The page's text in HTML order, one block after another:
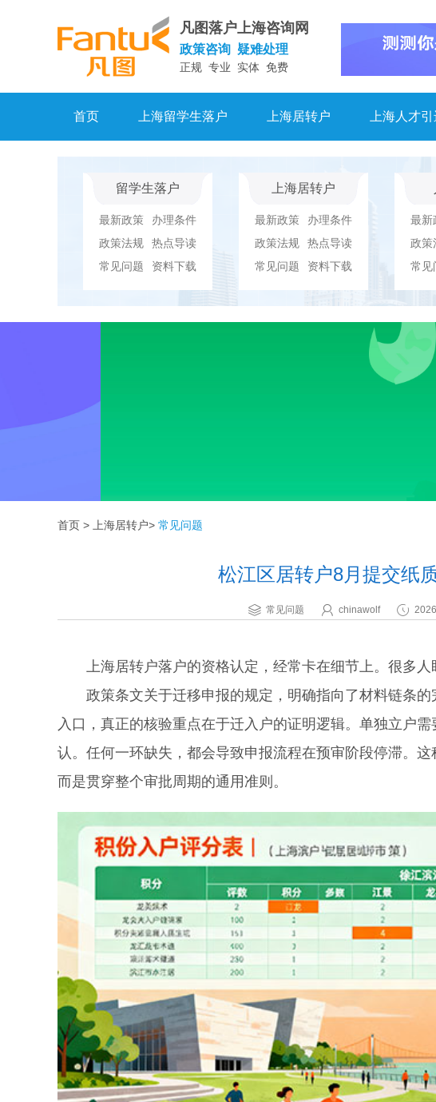
凡图落户上海咨询网
政策咨询 疑难处理
正规 专业 实体 免费
首页 上海留学生落户 上海居转户 上海人才
留学生落户
最新政策
办理条件
政策法规
热点导读
常见问题
资料下载
上海居转户
最新政策
办理条件
政策法规
热点导读
常见问题
资料下载
最新
政策
常见
首页 > 上海居转户> 常见问题
松江区居转户8月提交纸
常见问题 chinawolf
上海居转户落户的资格认定，经常卡在细节上。很多人
政策条文关于迁移申报的规定，明确指向了材料链条的
入口，真正的核验重点在于迁入户的证明逻辑。单独立户
认。任何一环缺失，都会导致申报流程在预审阶段停滞。
而是贯穿整个审批周期的通用准则。